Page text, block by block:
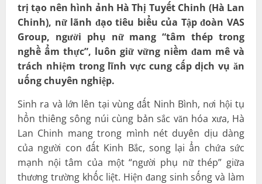
trị tạo nên hình ảnh Hà Thị Tuyết Chinh (Hà Lan
Chinh), nữ lãnh đạo tiêu biểu của Tập đoàn VAS
Group, người phụ nữ mang “tâm thép trong
nghề ẩm thực”, luôn giữ vững niềm đam mê và
trách nhiệm trong lĩnh vực cung cấp dịch vụ ăn
uống chuyên nghiệp.
Sinh ra và lớn lên tại vùng đất Ninh Bình, nơi hội tụ
hồn thiêng sông núi cùng bản sắc văn hóa xưa, Hà
Lan Chinh mang trong mình nét duyên dịu dàng
của người con đất Kinh Bắc, song lại ẩn chứa sức
mạnh nội tâm của một “người phụ nữ thép” giữa
thương trường khốc liệt. Hiện đang sinh sống và làm